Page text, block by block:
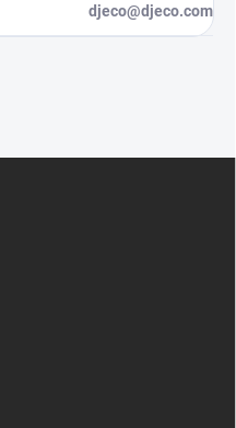
djeco@djeco.com